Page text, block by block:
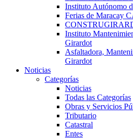
Instituto Autónomo
Ferias de Maracay
Instituto
Girardot
Asfaltadora,
Girardot
Noticias
Categorías
Noticias
Todas las Categorías
Obras y Servicios
Tributario
Catastral
Entes